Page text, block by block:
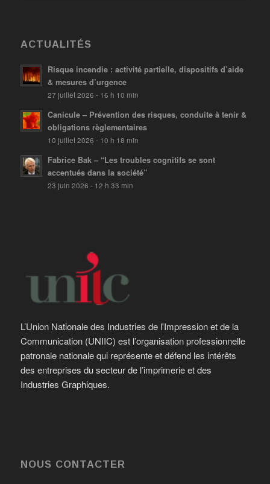
ACTUALITÉS
Risque incendie : activité partielle, dispositifs d’aide
& mesures d’urgence
27 juillet 2026 - 16 h 10 min
Canicule – Prévention des risques, conduite à tenir &
obligations règlementaires
10 juillet 2026 - 10 h 18 min
Fabrice Bak – “Les troubles cognitifs se sont
accentués dans la société”
23 juin 2026 - 12 h 33 min
L’Union Nationale des Industries de l'Impression et de la
Communication (UNIIC) est l’organisation professionnelle
patronale nationale qui représente et défend les intérêts
des entreprises du secteur de l’imprimerie et des
Industries Graphiques.
NOUS CONTACTER